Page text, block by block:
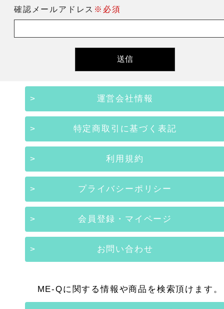
確認メールアドレス ※必須
運営会社情報
特定商取引に基づく表記
利用規約
プライバシーポリシー
会員登録・マイページ
お問い合わせ
ME-Qに関する情報や商品を検索頂けます。